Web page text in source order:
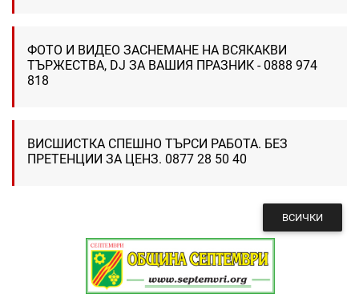
ФОТО И ВИДЕО ЗАСНЕМАНЕ НА ВСЯКАКВИ
ТЪРЖЕСТВА, DJ ЗА ВАШИЯ ПРАЗНИК - 0888 974
818
ВИСШИСТКА СПЕШНО ТЪРСИ РАБОТА. БЕЗ
ПРЕТЕНЦИИ ЗА ЦЕНЗ. 0877 28 50 40
ВСИЧКИ